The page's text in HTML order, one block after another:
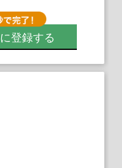
に登録する